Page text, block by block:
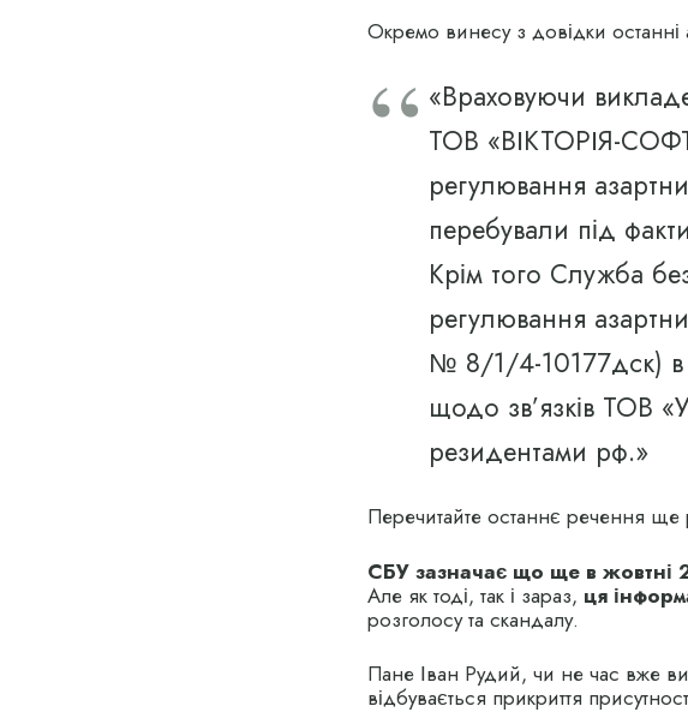
Окремо винесу з довідки останні
«Враховуючи
ТОВ «ВІКТОРІЯ-
регулювання
перебували під
Крім того Служба
регулювання
№ 8/1/4-10177дск) в
щодо зв’язків
резидентами рф.»
Перечитайте останнє речення ще
СБУ зазначає що ще в жовтні
Але як тоді, так і зараз, ця
розголосу та скандалу.
Пане Іван Рудий, чи не час вже
відбувається прикриття